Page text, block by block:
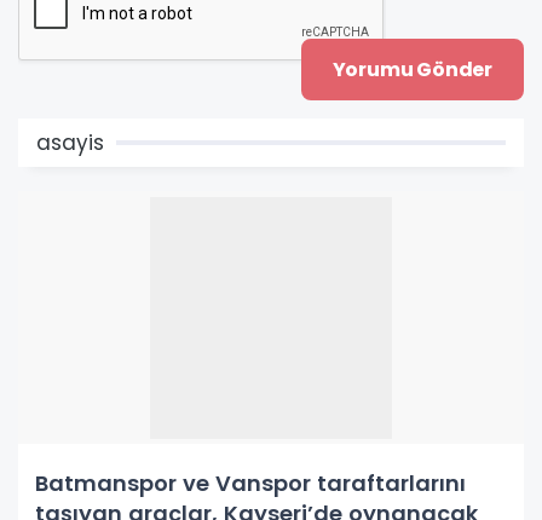
asayis
Batmanspor ve Vanspor taraftarlarını
taşıyan araçlar, Kayseri’de oynanacak